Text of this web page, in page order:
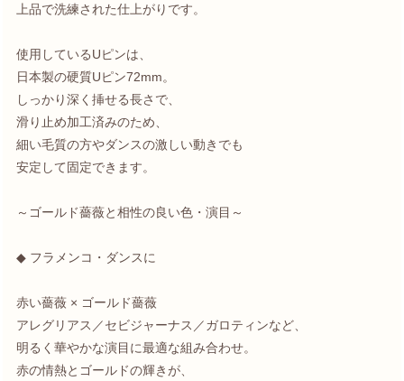
上品で洗練された仕上がりです。
使用しているUピンは、
日本製の硬質Uピン72mm。
しっかり深く挿せる長さで、
滑り止め加工済みのため、
細い毛質の方やダンスの激しい動きでも
安定して固定できます。
～ゴールド薔薇と相性の良い色・演目～
◆ フラメンコ・ダンスに
赤い薔薇 × ゴールド薔薇
アレグリアス／セビジャーナス／ガロティンなど、
明るく華やかな演目に最適な組み合わせ。
赤の情熱とゴールドの輝きが、